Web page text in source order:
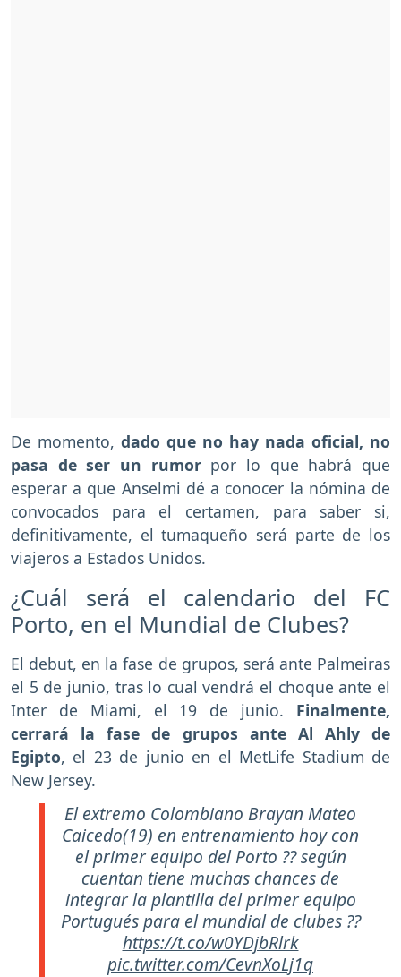
De momento, dado que no hay nada oficial, no
pasa de ser un rumorpor lo que habrá que
esperar a que Anselmi dé a conocer la nómina de
convocados para el certamen, para saber si,
definitivamente, el tumaqueño será parte de los
viajeros a Estados Unidos.
¿Cuál será el calendario del FC
Porto, en el Mundial de Clubes?
El debut, en la fase de grupos, será ante Palmeiras
el 5 de junio, tras lo cual vendrá el choque ante el
Inter de Miami, el 19 de junio. Finalmente,
cerrará la fase de grupos ante Al Ahly de
Egipto, el 23 de junio en el MetLife Stadium de
New Jersey.
El extremo Colombiano Brayan Mateo
Caicedo(19) en entrenamiento hoy con
el primer equipo del Porto ?? según
cuentan tiene muchas chances de
integrar la plantilla del primer equipo
Portugués para el mundial de clubes ??
https://t.co/w0YDjbRlrk
pic.twitter.com/CevnXoLj1q